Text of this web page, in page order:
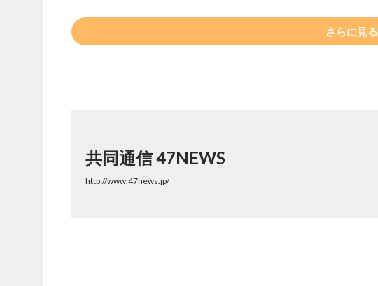
さらに見る
共同通信 47NEWS
http://www.47news.jp/